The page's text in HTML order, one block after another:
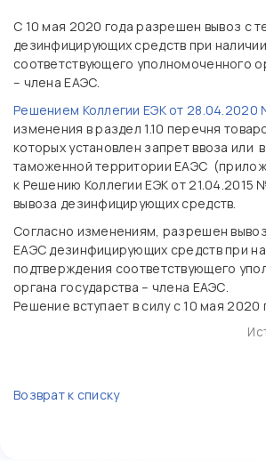
С 10 мая 2020 года разрешен вывоз с
дезинфицирующих средств при
соответствующего уполномоченного
– члена ЕАЭС.
Решением Коллегии ЕЭК от 28.04.2020
изменения в раздел 1.10 перечня
которых установлен запрет ввоза или
таможенной территории ЕАЭС
к Решению Коллегии ЕЭК от 21.04.2015
вывоза дезинфицирующих средств.
Согласно изменениям, разрешен
ЕАЭС дезинфицирующих средств при
подтверждения соответствующего
органа государства – члена ЕАЭС.
Решение вступает в силу с 10 мая 2020
Возврат к списку